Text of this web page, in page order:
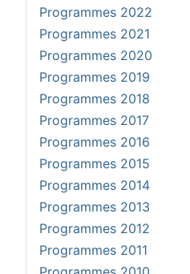
Programmes 2022
Programmes 2021
Programmes 2020
Programmes 2019
Programmes 2018
Programmes 2017
Programmes 2016
Programmes 2015
Programmes 2014
Programmes 2013
Programmes 2012
Programmes 2011